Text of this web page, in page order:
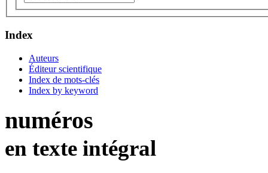
Index
Auteurs
Éditeur scientifique
Index de mots-clés
Index by keyword
numéros
en texte intégral